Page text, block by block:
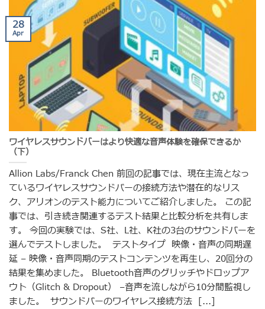
ワイヤレスサウンドバーはより快適な音声体験を確保できるか
（下）
Allion Labs/Franck Chen 前回の記事では、現在主流となっ
ているワイヤレスサウンドバーの接続方法や潜在的なリス
ク、アリオンのテスト能力についてご紹介しました。 この記
事では、引き続き関連するテスト結果と比較分析を共有しま
す。 今回の実験では、S社、L社、K社の3台のサウンドバーを
選んでテストしました。 テストタイプ 映像・音声の同期遅
延 – 映像・音声同期のテストコンテンツを再生し、20回分の
結果を集めました。 Bluetooth音声のグリッチやドロップア
ウト（Glitch & Dropout） –音声を流しながら10分間監視し
ました。 サウンドバーのワイヤレス接続方法 [...]
28
Apr